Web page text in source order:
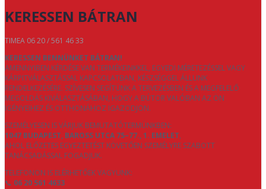
KERESSEN BÁTRAN
TIMEA 06 20 / 561 46 33
KERESSEN BENNÜNKET BÁTRAN!
AMENNYIBEN KÉRDÉSE VAN TERMÉKEINKKEL, EGYEDI MÉRETEZÉSSEL VAGY
KÁRPITVÁLASZTÁSSAL KAPCSOLATBAN, KÉSZSÉGGEL ÁLLUNK
RENDELKEZÉSÉRE. SZÍVESEN SEGÍTÜNK A TERVEZÉSBEN ÉS A MEGFELELŐ
MEGOLDÁS KIVÁLASZTÁSÁBAN, HOGY A BÚTOR VALÓBAN AZ ÖN
IGÉNYEIHEZ ÉS OTTHONÁHOZ IGAZODJON.
SZEMÉLYESEN IS VÁRJUK BEMUTATÓTERMÜNKBEN:
1047 BUDAPEST, BAROSS UTCA 75–77., 1. EMELET,
AHOL ELŐZETES EGYEZTETÉST KÖVETŐEN SZEMÉLYRE SZABOTT
TANÁCSADÁSSAL FOGADJUK.
TELEFONON IS ELÉRHETŐEK VAGYUNK:
📞 06 20 561 4633